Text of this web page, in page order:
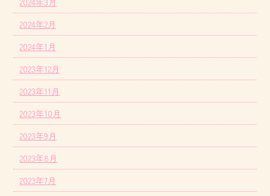
2024年2月
2024年1月
2023年12月
2023年11月
2023年10月
2023年9月
2023年8月
2023年7月